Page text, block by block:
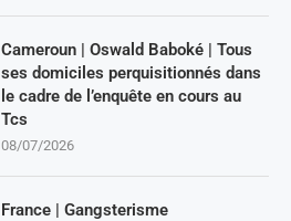
Cameroun | Oswald Baboké | Tous
ses domiciles perquisitionnés dans
le cadre de l’enquête en cours au
Tcs
08/07/2026
France | Gangsterisme